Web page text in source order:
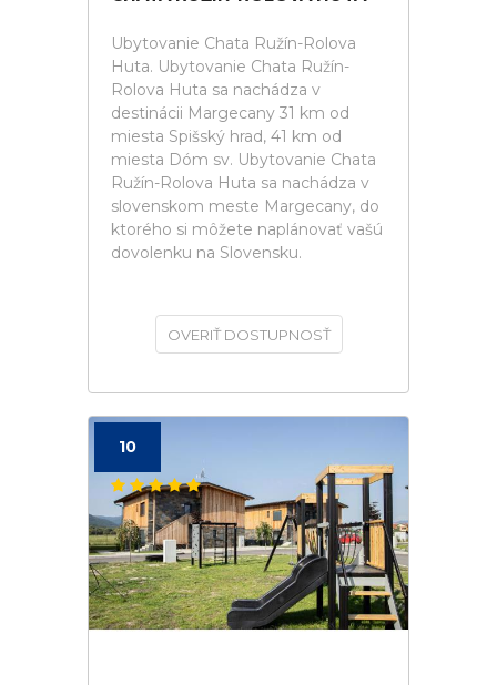
Ubytovanie Chata Ružín-Rolova
Huta. Ubytovanie Chata Ružín-
Rolova Huta sa nachádza v
destinácii Margecany 31 km od
miesta Spišský hrad, 41 km od
miesta Dóm sv. Ubytovanie Chata
Ružín-Rolova Huta sa nachádza v
slovenskom meste Margecany, do
ktorého si môžete naplánovať vašú
dovolenku na Slovensku.
OVERIŤ DOSTUPNOSŤ
10